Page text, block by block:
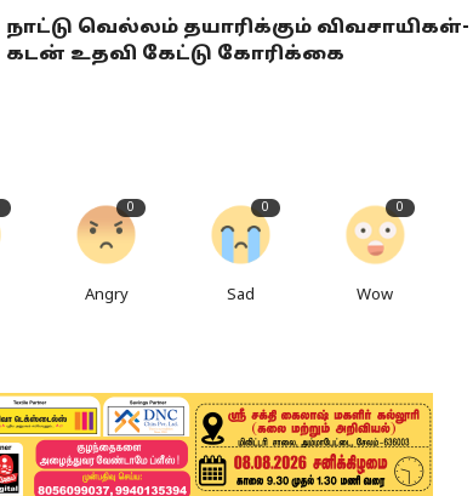
நாட்டு வெல்லம் தயாரிக்கும் விவசாயிகள்-
கடன் உதவி கேட்டு கோரிக்கை
0
Angry
0
Sad
0
Wow